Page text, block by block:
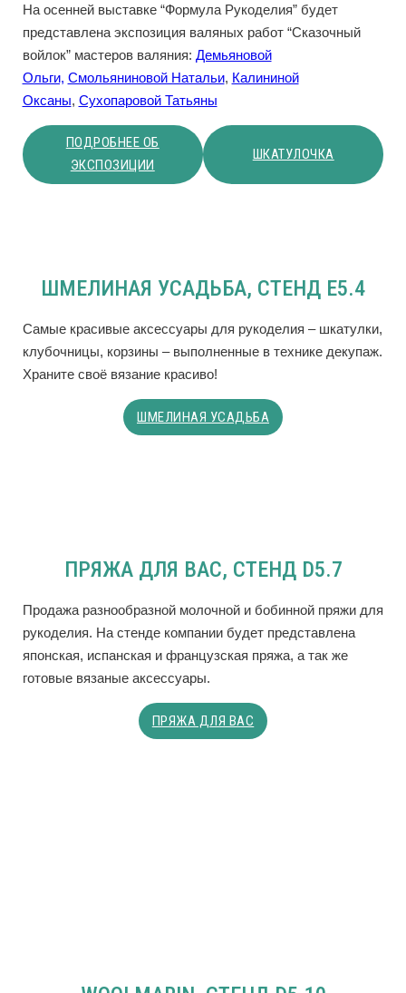
На осенней выставке “Формула Рукоделия” будет
представлена экспозиция валяных работ “Сказочный
войлок” мастеров валяния: Демьяновой
Ольги, Смольяниновой Натальи, Калининой
Оксаны, Сухопаровой Татьяны
ПОДРОБНЕЕ ОБ
ЭКСПОЗИЦИИ
ШКАТУЛОЧКА
ШМЕЛИНАЯ УСАДЬБА, СТЕНД E5.4
Самые красивые аксессуары для рукоделия – шкатулки,
клубочницы, корзины – выполненные в технике декупаж.
Храните своё вязание красиво!
ШМЕЛИНАЯ УСАДЬБА
ПРЯЖА ДЛЯ ВАС, СТЕНД D5.7
Продажа разнообразной молочной и бобинной пряжи для
рукоделия. На стенде компании будет представлена
японская, испанская и французская пряжа, а так же
готовые вязаные аксессуары.
ПРЯЖА ДЛЯ ВАС